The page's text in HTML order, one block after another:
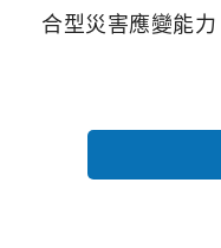
合型災害應變能力